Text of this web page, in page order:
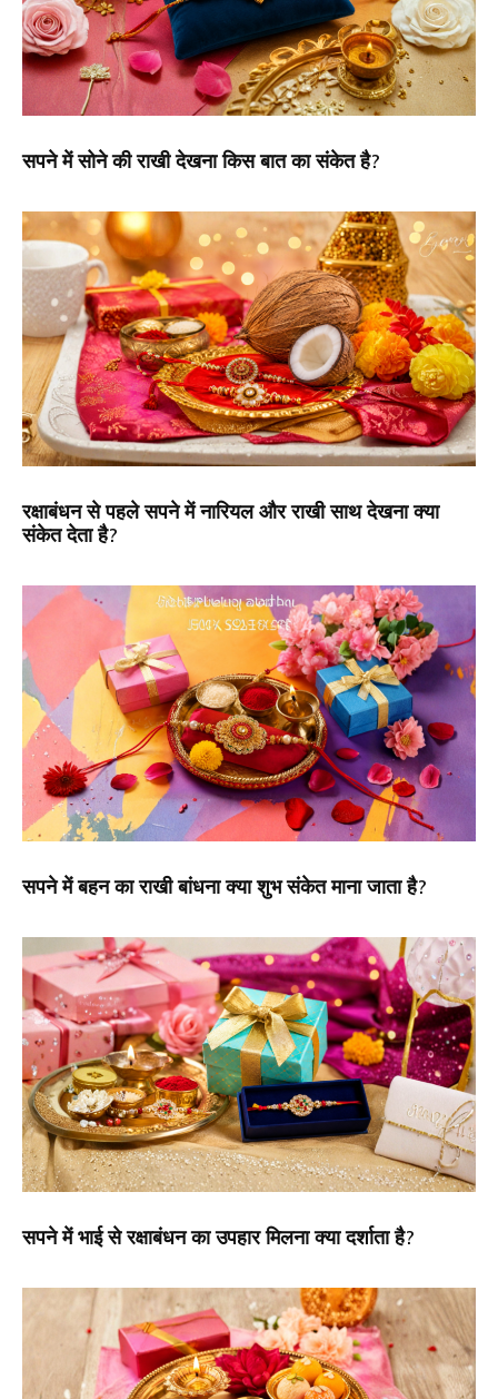
सपने में सोने की राखी देखना किस बात का संकेत है?
रक्षाबंधन से पहले सपने में नारियल और राखी साथ देखना क्या
संकेत देता है?
सपने में बहन का राखी बांधना क्या शुभ संकेत माना जाता है?
सपने में भाई से रक्षाबंधन का उपहार मिलना क्या दर्शाता है?